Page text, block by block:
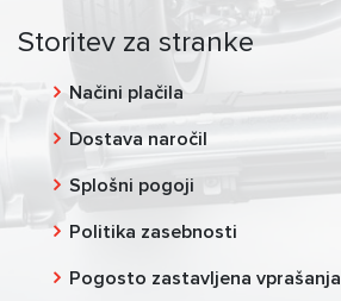
Storitev za stranke
Načini plačila
Dostava naročil
Splošni pogoji
Politika zasebnosti
Pogosto zastavljena vprašanja